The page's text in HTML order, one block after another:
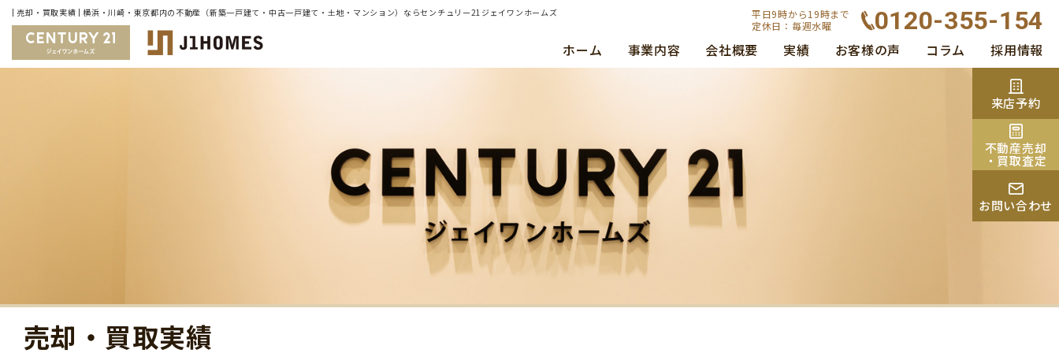
| 売却・買取実績 | 横浜・川崎・東京都内の不動産（新築一戸建て・中古一戸建て・土地・マンション）ならセンチュリー21ジェイワンホームズ
平日9時から19時まで
定休日：毎週水曜
0120-355-154
ホーム 事業内容 会社概要 実績 お客様の声 コラム 採用情報
来店予約
不動産売却
・買取査定
お問い合わせ
売却・買取実績